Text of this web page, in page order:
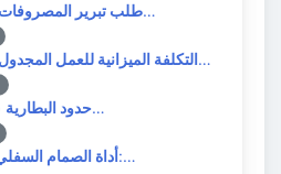
طلب تبرير المصروفاتطلب مبرر الإنفاق: د…
التكلفة الميزانية للعمل المجدولفهم تكلفة العمل الم…
حدود البطاريةفهم حدود البطارية ف…
أداة الصمامأداة الصمام السفلي:…